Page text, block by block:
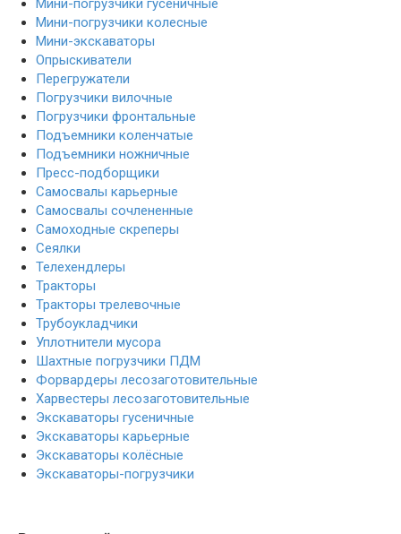
Мини-погрузчики колесные
Мини-экскаваторы
Опрыскиватели
Перегружатели
Погрузчики вилочные
Погрузчики фронтальные
Подъемники коленчатые
Подъемники ножничные
Пресс-подборщики
Самосвалы карьерные
Самосвалы сочлененные
Самоходные скреперы
Сеялки
Телехендлеры
Тракторы
Тракторы трелевочные
Трубоукладчики
Уплотнители мусора
Шахтные погрузчики ПДМ
Форвардеры лесозаготовительные
Харвестеры лесозаготовительные
Экскаваторы гусеничные
Экскаваторы карьерные
Экскаваторы колёсные
Экскаваторы-погрузчики